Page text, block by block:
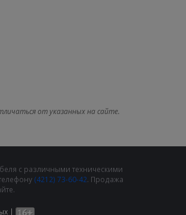
от указанных на сайте.
с различными техническими
(4212) 73-60-42. Продажа
|